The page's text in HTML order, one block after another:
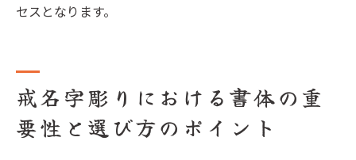
書体選びで故人の尊厳を守る方法
書体が持つ感謝の表現力
故人への感謝を込めた書体選びのポイント
美しい書体で感謝の気持ちを伝えるコツ
セスとなります。
戒名字彫りにおける書体の重
要性と選び方のポイント